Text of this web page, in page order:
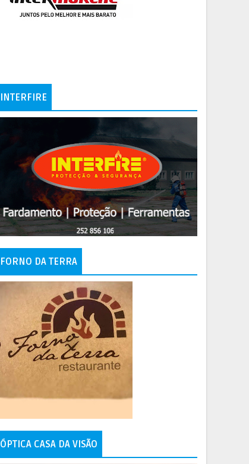
INTERFIRE
FORNO DA TERRA
ÓPTICA CASA DA VISÃO